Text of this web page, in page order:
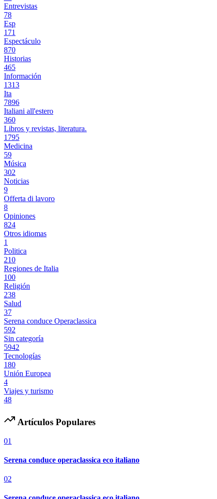
Entrevistas
78
Esp
171
Espectáculo
870
Historias
465
Información
1313
Ita
7896
Italiani all'estero
360
Libros y revistas, literatura.
1795
Medicina
59
Música
302
Noticias
9
Offerta di lavoro
8
Opiniones
824
Otros idiomas
1
Politica
210
Regiones de Italia
100
Religión
238
Salud
37
Serena conduce Operaclassica
592
Sin categoría
5942
Tecnologías
180
Unión Europea
4
Viajes y turismo
48
Artículos Populares
01
Serena conduce operaclassica eco italiano
02